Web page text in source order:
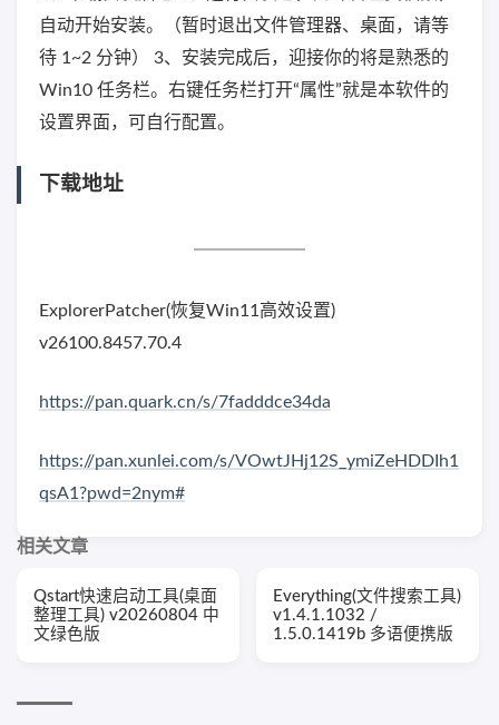
自动开始安装。（暂时退出文件管理器、桌面，请等
待 1~2 分钟） 3、安装完成后，迎接你的将是熟悉的
Win10 任务栏。右键任务栏打开“属性”就是本软件的
设置界面，可自行配置。
下载地址
ExplorerPatcher(恢复Win11高效设置)
v26100.8457.70.4
https://pan.quark.cn/s/7fadddce34da
https://pan.xunlei.com/s/VOwtJHj12S_ymiZeHDDIh1
qsA1?pwd=2nym#
相关文章
Qstart快速启动工具(桌面
整理工具) v20260804 中
文绿色版
Everything(文件搜索工具)
v1.4.1.1032 /
1.5.0.1419b 多语便携版